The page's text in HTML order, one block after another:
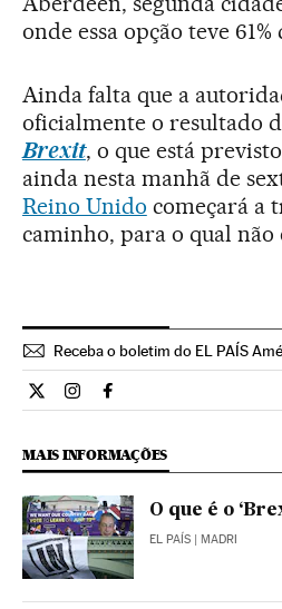
onde essa opção teve 61%
Ainda falta que a
oficialmente o resultado
Brexit, o que está
ainda nesta manhã de
Reino Unido começará a
caminho, para o qual não
Receba o boletim do EL PAÍS
Internacional El País Brasil en
Internacional El País Brasil
Internacional El País
MAIS INFORMAÇÕES
O que é o
EL PAÍS | MADRI